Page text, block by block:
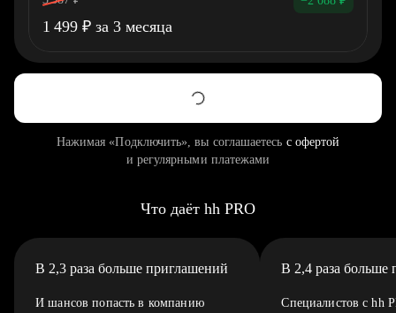
1 499 ₽ за 3 месяца
Нажимая «Подключить», вы соглашаетесь с офертой
и регулярными платежами
Что даёт hh PRO
В 2,3 раза больше приглашений
И шансов попасть в компанию
В 2,4 раза больше
Специалистов с hh